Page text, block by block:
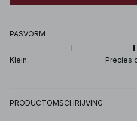
PASVORM
Klein Precies
PRODUCTOMSCHRIJVING